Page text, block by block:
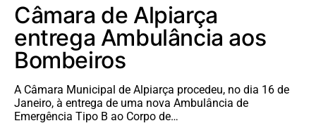
Câmara de Alpiarça
entrega Ambulância aos
Bombeiros
A Câmara Municipal de Alpiarça procedeu, no dia 16 de
Janeiro, à entrega de uma nova Ambulância de
Emergência Tipo B ao Corpo de…